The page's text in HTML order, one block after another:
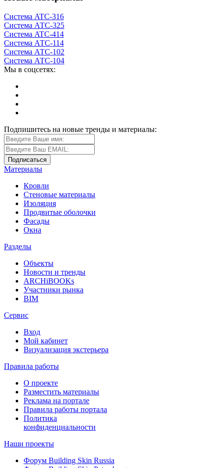
Система ATС-316
Система АТС-325
Система ATС-414
Система АТС-114
Система АТС-102
Система АТС-104
Мы в соцсетях:
Подпишитесь на новые тренды и материалы:
Материалы
Кровли
Стеновые материалы
Изоляция
Продвитые оболочки
Фасады
Окна
Разделы
Объекты
Новости и тренды
ARCHiBOOKs
Участники рынка
BIM
Сервис
Вход
Мой кабинет
Визуализация экстерьера
Правила работы
О проекте
Разместить материалы
Реклама на портале
Правила работы портала
Политика
конфиденциальности
Наши проекты
Форум Building Skin Russia